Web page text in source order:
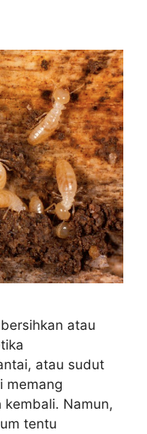
atau
atau sudut
memang
Namun,
tentu